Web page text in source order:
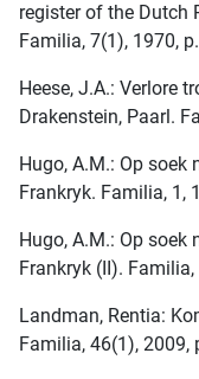
register of the Dutch
Familia, 7(1), 1970,
Heese, J.A.: Verlore
Drakenstein, Paarl.
Hugo, A.M.: Op
Frankryk. Familia, 1,
Hugo, A.M.: Op
Frankryk (II).
Landman, Rentia:
Familia, 46(1), 2009,